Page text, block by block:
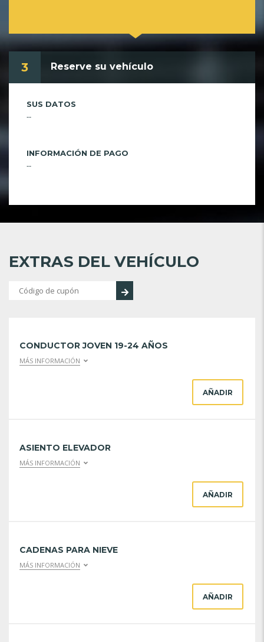
3 Reserve su vehículo
SUS DATOS
--
INFORMACIÓN DE PAGO
--
EXTRAS DEL VEHÍCULO
CONDUCTOR JOVEN 19-24 AÑOS
MÁS INFORMACIÓN
AÑADIR
ASIENTO ELEVADOR
MÁS INFORMACIÓN
AÑADIR
CADENAS PARA NIEVE
MÁS INFORMACIÓN
AÑADIR